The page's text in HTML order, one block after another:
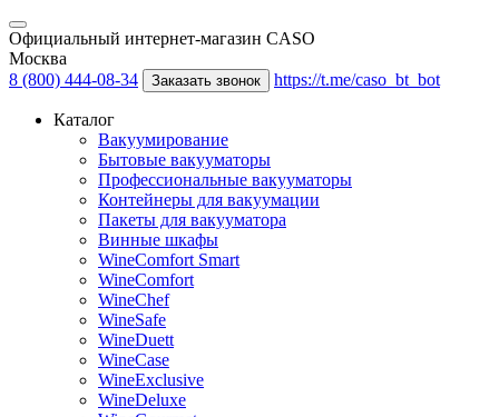
Официальный интернет-магазин CASO
Москва
8 (800) 444-08-34
Заказать звонок https://t.me/caso_bt_bot
Каталог
Вакуумирование
Бытовые вакууматоры
Профессиональные вакууматоры
Контейнеры для вакуумации
Пакеты для вакууматора
Винные шкафы
WineComfort Smart
WineComfort
WineChef
WineSafe
WineDuett
WineCase
WineExclusive
WineDeluxe